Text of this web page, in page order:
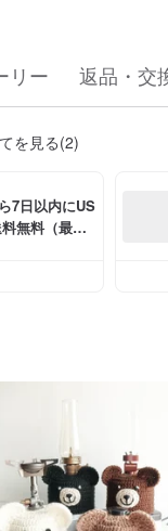
リー 返品・交
を見る(2)
7日以内にUS
無料（最大U